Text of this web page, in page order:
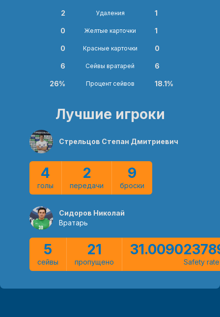
2 Удаления 1
0 Желтые карточки 1
0 Красные карточки 0
6 Сейвы вратарей 6
26% Процент сейвов 18.1%
Лучшие игроки
Стрельцов Степан Дмитриевич
4
голы
2
передачи
9
броски
Сидоров Николай
Вратарь
5
сейвы
21
пропущено Safety rate